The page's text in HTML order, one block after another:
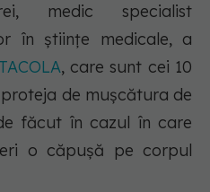
medic specialist
în științe medicale, a
, care sunt cei 10
de mușcătura de
făcut în cazul în care
o căpușă pe corpul